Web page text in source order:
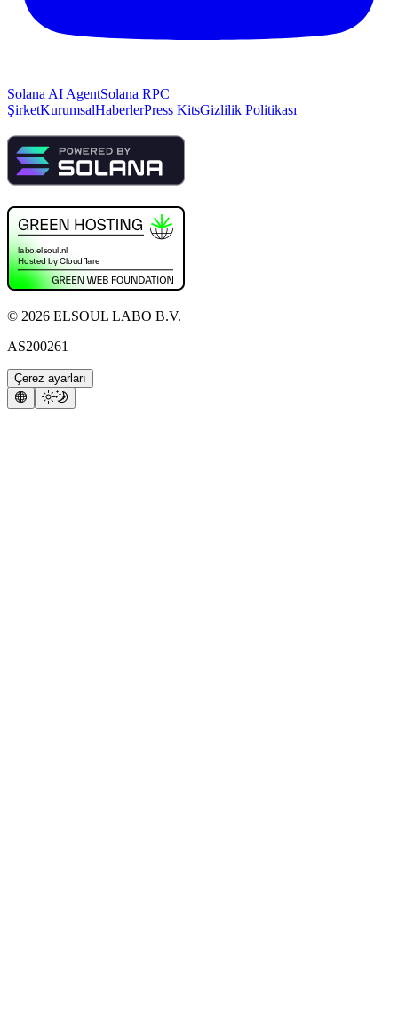
Solana AI AgentSolana RPC
ŞirketKurumsalHaberlerPress KitsGizlilik Politikası
© 2026 ELSOUL LABO B.V.
AS200261
Çerez ayarları